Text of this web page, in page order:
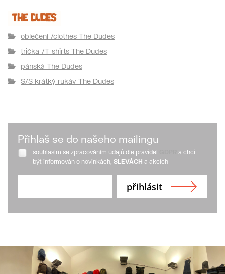
oblečení /clothes The Dudes
trička /T-shirts The Dudes
pánská The Dudes
S/S krátký rukáv The Dudes
Přihlaš se do našeho mailingu
souhlasím se zpracováním údajů dle pravidel
a chci
být informován o novinkách, SLEVÁCH a akcích